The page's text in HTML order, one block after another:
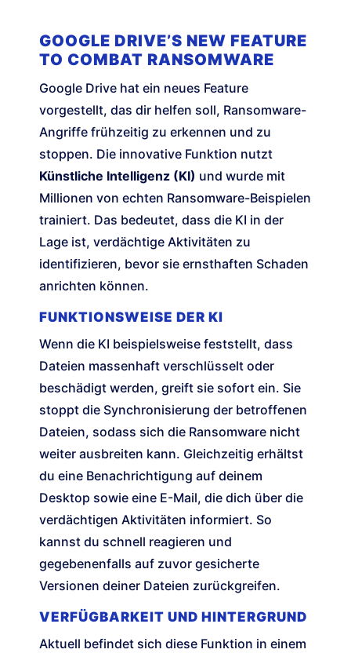
GOOGLE DRIVE’S NEW FEATURE
TO COMBAT RANSOMWARE
Google Drive hat ein neues Feature
vorgestellt, das dir helfen soll, Ransomware-
Angriffe frühzeitig zu erkennen und zu
stoppen. Die innovative Funktion nutzt
Künstliche Intelligenz (KI) und wurde mit
Millionen von echten Ransomware-Beispielen
trainiert. Das bedeutet, dass die KI in der
Lage ist, verdächtige Aktivitäten zu
identifizieren, bevor sie ernsthaften Schaden
anrichten können.
FUNKTIONSWEISE DER KI
Wenn die KI beispielsweise feststellt, dass
Dateien massenhaft verschlüsselt oder
beschädigt werden, greift sie sofort ein. Sie
stoppt die Synchronisierung der betroffenen
Dateien, sodass sich die Ransomware nicht
weiter ausbreiten kann. Gleichzeitig erhältst
du eine Benachrichtigung auf deinem
Desktop sowie eine E-Mail, die dich über die
verdächtigen Aktivitäten informiert. So
kannst du schnell reagieren und
gegebenenfalls auf zuvor gesicherte
Versionen deiner Dateien zurückgreifen.
VERFÜGBARKEIT UND HINTERGRUND
Aktuell befindet sich diese Funktion in einem